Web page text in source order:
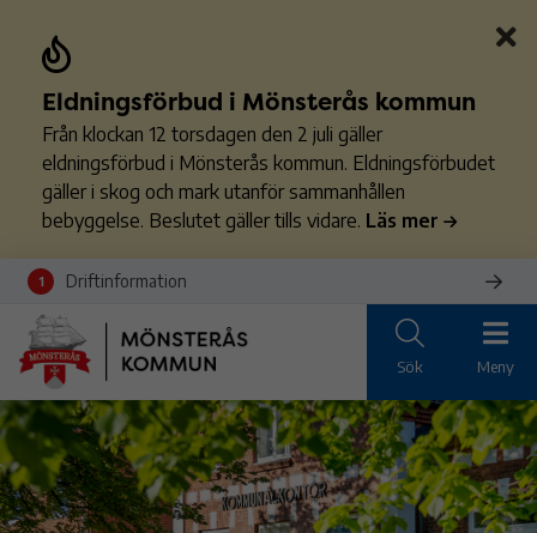
Eldningsförbud i Mönsterås kommun
Från klockan 12 torsdagen den 2 juli gäller
eldningsförbud i Mönsterås kommun. Eldningsförbudet
gäller i skog och mark utanför sammanhållen
bebyggelse. Beslutet gäller tills vidare. Läs mer
1 Driftinformation
Sök Meny